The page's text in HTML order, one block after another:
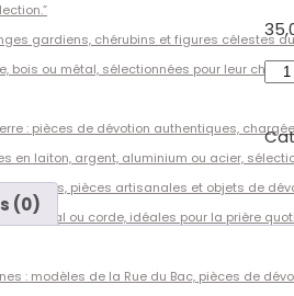
gardiens, chérubins et figures célestes
bois ou métal, sélectionnées pour leur
: pièces de dévotion authentiques,
en laiton, argent, aluminium ou acier,
pièces artisanales et objets de
métal ou corde, idéales pour la prière
: modèles de la Rue du Bac, pièces de
Livre
les
de
(0)